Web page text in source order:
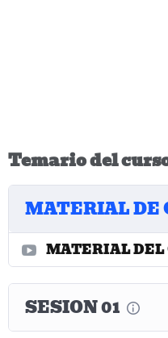
Temario del
MATERIAL DE
MATERIAL DEL
SESION 01